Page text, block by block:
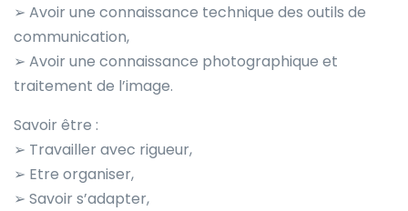
➢ Avoir une connaissance technique des outils de
communication,
➢ Avoir une connaissance photographique et
traitement de l’image.
Savoir être :
➢ Travailler avec rigueur,
➢ Etre organiser,
➢ Savoir s’adapter,